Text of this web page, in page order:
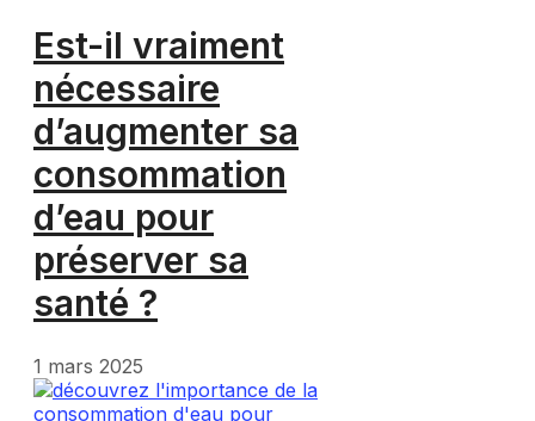
Est-il vraiment
nécessaire
d’augmenter sa
consommation
d’eau pour
préserver sa
santé ?
1 mars 2025